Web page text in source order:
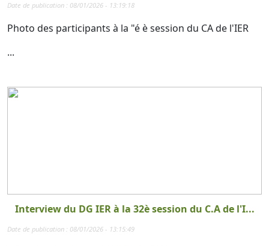
Date de publication : 08/01/2026 - 13:19:18
Photo des participants à la "é è session du CA de l'IER
...
Interview du DG IER à la 32è session du C.A de l'I...
Date de publication : 08/01/2026 - 13:15:49